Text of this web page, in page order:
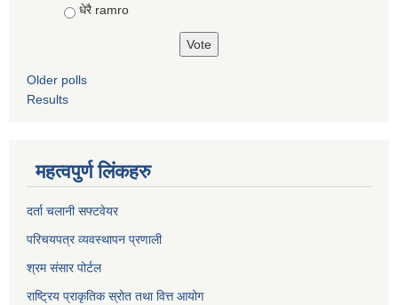
धेरै ramro
Older polls
Results
महत्वपुर्ण लिंकहरु
दर्ता चलानी सफ्टवेयर
परिचयपत्र व्यवस्थापन प्रणाली
श्रम संसार पोर्टल
राष्ट्रिय प्राकृतिक स्रोत तथा वित्त आयोग